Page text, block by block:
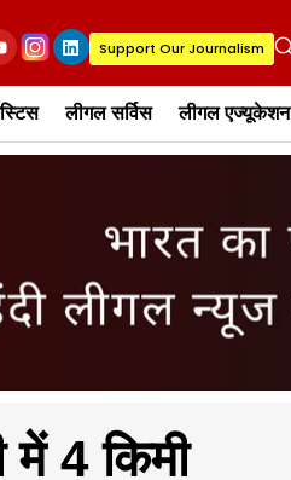
Support Our Journalism
लीगल सर्विस लीगल एज्यूकेशन
4 किमी